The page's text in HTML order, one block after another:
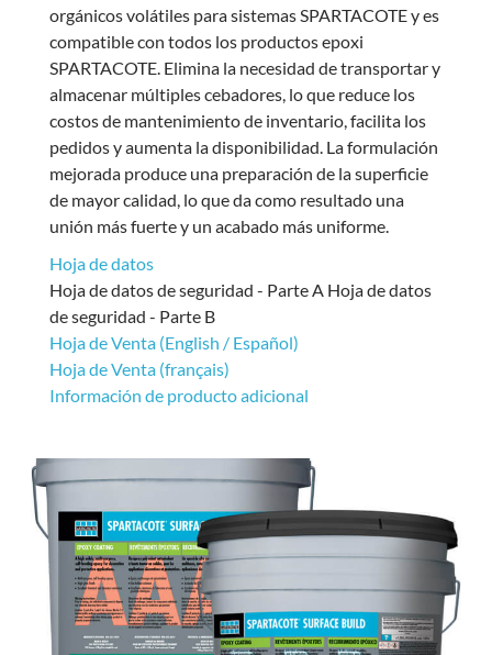
orgánicos volátiles para sistemas SPARTACOTE y es
compatible con todos los productos epoxi
SPARTACOTE. Elimina la necesidad de transportar y
almacenar múltiples cebadores, lo que reduce los
costos de mantenimiento de inventario, facilita los
pedidos y aumenta la disponibilidad. La formulación
mejorada produce una preparación de la superficie
de mayor calidad, lo que da como resultado una
unión más fuerte y un acabado más uniforme.
Hoja de datos
Hoja de datos de seguridad - Parte A Hoja de datos
de seguridad - Parte B
Hoja de Venta (English / Español)
Hoja de Venta (français)
Información de producto adicional